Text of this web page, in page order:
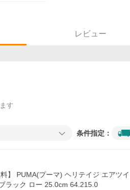
レビュー
す
条件指定：
料】 PUMA(プーマ) ヘリテイジ エアツイ
ラック ロー 25.0cm 64.215.0